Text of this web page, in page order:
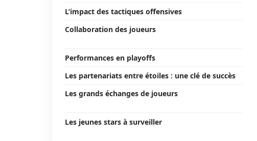
L’impact des tactiques offensives
Collaboration des joueurs
Performances en playoffs
Les partenariats entre étoiles : une clé de succès
Les grands échanges de joueurs
Les jeunes stars à surveiller